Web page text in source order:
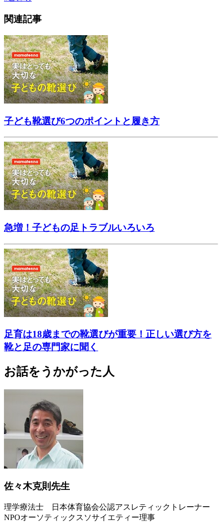
関連記事
子ども靴選び6つのポイントと履き方
急増！子どもの足トラブルいろいろ
足育は18歳までの靴選びが重要！正しい選び方を
靴と足の専門家に聞く
お話をうかがった人
佐々木克則先生
理学療法士 日本体育協会公認アスレティックトレーナー
NPOオーソティックスソサイエティー理事